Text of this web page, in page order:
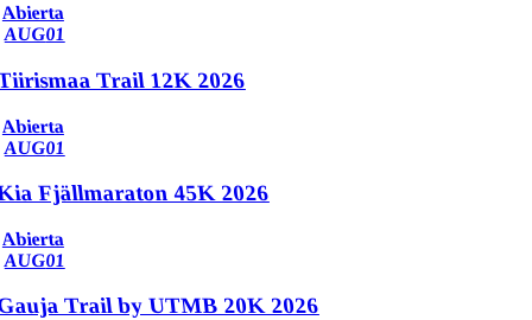
Abierta
AUG01
Trail 12K 2026
Abierta
AUG01
Fjällmaraton 45K 2026
Abierta
AUG01
Trail by UTMB 20K 2026